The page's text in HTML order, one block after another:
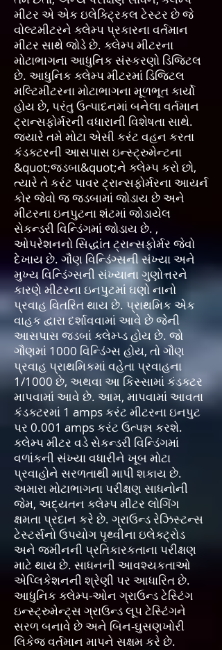
મીટર એ એક ઇલેક્ટ્રિકલ ટેસ્ટર છે જે
વોલ્ટમીટરને ક્લેમ્પ પ્રકારના વર્તમાન
મીટર સાથે જોડે છે. ક્લેમ્પ મીટરના
મોટાભાગના આધુનિક સંસ્કરણો ડિજિટલ
છે. આધુનિક ક્લેમ્પ મીટરમાં ડિજિટલ
મલ્ટિમીટરના મોટાભાગના મૂળભૂત કાર્યો
હોય છે, પરંતુ ઉત્પાદનમાં બનેલા વર્તમાન
ટ્રાન્સફોર્મરની વધારાની વિશેષતા સાથે.
જ્યારે તમે મોટા એસી કરંટ વહન કરતા
કંડક્ટરની આસપાસ ઇન્સ્ટ્રુમેન્ટના
&quot;જડબા&quot;ને ક્લેમ્પ કરો છો,
ત્યારે તે કરંટ પાવર ટ્રાન્સફોર્મરના આયર્ન
કોર જેવો જ જડબામાં જોડાય છે અને
મીટરના ઇનપુટના શંટમાં જોડાયેલ
સેકન્ડરી વિન્ડિંગમાં જોડાય છે. ,
ઓપરેશનનો સિદ્ધાંત ટ્રાન્સફોર્મર જેવો
દેખાય છે. ગૌણ વિન્ડિંગ્સની સંખ્યા અને
મુખ્ય વિન્ડિંગ્સની સંખ્યાના ગુણોત્તરને
કારણે મીટરના ઇનપુટમાં ઘણો નાનો
પ્રવાહ વિતરિત થાય છે. પ્રાથમિક એક
વાહક દ્વારા દર્શાવવામાં આવે છે જેની
આસપાસ જડબાં ક્લેમ્પ્ડ હોય છે. જો
ગૌણમાં 1000 વિન્ડિંગ્સ હોય, તો ગૌણ
પ્રવાહ પ્રાથમિકમાં વહેતા પ્રવાહના
1/1000 છે, અથવા આ કિસ્સામાં કંડક્ટર
માપવામાં આવે છે. આમ, માપવામાં આવતા
કંડક્ટરમાં 1 amps કરંટ મીટરના ઇનપુટ
પર 0.001 amps કરંટ ઉત્પન્ન કરશે.
ક્લેમ્પ મીટર વડે સેકન્ડરી વિન્ડિંગમાં
વળાંકની સંખ્યા વધારીને ખૂબ મોટા
પ્રવાહોને સરળતાથી માપી શકાય છે.
અમારા મોટાભાગના પરીક્ષણ સાધનોની
જેમ, અદ્યતન ક્લેમ્પ મીટર લોગિંગ
ક્ષમતા પ્રદાન કરે છે. ગ્રાઉન્ડ રેઝિસ્ટન્સ
ટેસ્ટર્સનો ઉપયોગ પૃથ્વીના ઇલેક્ટ્રોડ
અને જમીનની પ્રતિકારકતાના પરીક્ષણ
માટે થાય છે. સાધનની આવશ્યકતાઓ
એપ્લિકેશનની શ્રેણી પર આધારિત છે.
આધુનિક ક્લેમ્પ-ઓન ગ્રાઉન્ડ ટેસ્ટિંગ
ઇન્સ્ટ્રુમેન્ટ્સ ગ્રાઉન્ડ લૂપ ટેસ્ટિંગને
સરળ બનાવે છે અને બિન-ઘુસણખોરી
લિકેજ વર્તમાન માપને સક્ષમ કરે છે.